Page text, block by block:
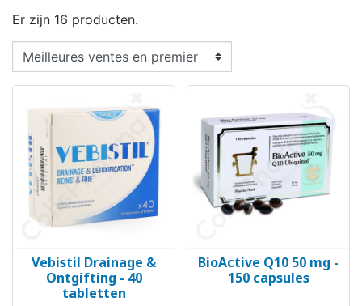
Er zijn 16 producten.
Vebistil Drainage &
Ontgifting - 40
tabletten
BioActive Q10 50 mg -
150 capsules